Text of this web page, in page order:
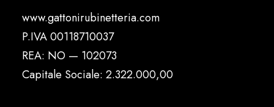
www.gattonirubinetteria.com
P.IVA 00118710037
REA: NO — 102073
Capitale Sociale: 2.322.000,00